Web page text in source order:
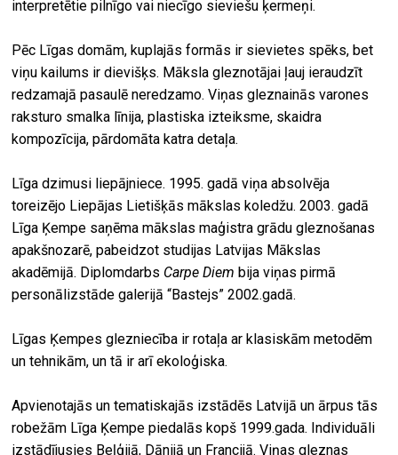
interpretētie pilnīgo vai niecīgo sieviešu ķermeņi.
Pēc Līgas domām, kuplajās formās ir sievietes spēks, bet
viņu kailums ir dievišķs. Māksla gleznotājai ļauj ieraudzīt
redzamajā pasaulē neredzamo. Viņas gleznainās varones
raksturo smalka līnija, plastiska izteiksme, skaidra
kompozīcija, pārdomāta katra detaļa.
Līga dzimusi liepājniece. 1995. gadā viņa absolvēja
toreizējo Liepājas Lietišķās mākslas koledžu. 2003. gadā
Līga Ķempe saņēma mākslas maģistra grādu gleznošanas
apakšnozarē, pabeidzot studijas Latvijas Mākslas
akadēmijā. Diplomdarbs Carpe Diem bija viņas pirmā
personālizstāde galerijā “Bastejs” 2002.gadā.
Līgas Ķempes glezniecība ir rotaļa ar klasiskām metodēm
un tehnikām, un tā ir arī ekoloģiska.
Apvienotajās un tematiskajās izstādēs Latvijā un ārpus tās
robežām Līga Ķempe piedalās kopš 1999.gada. Individuāli
izstādījusies Beļģijā, Dānijā un Francijā. Viņas gleznas